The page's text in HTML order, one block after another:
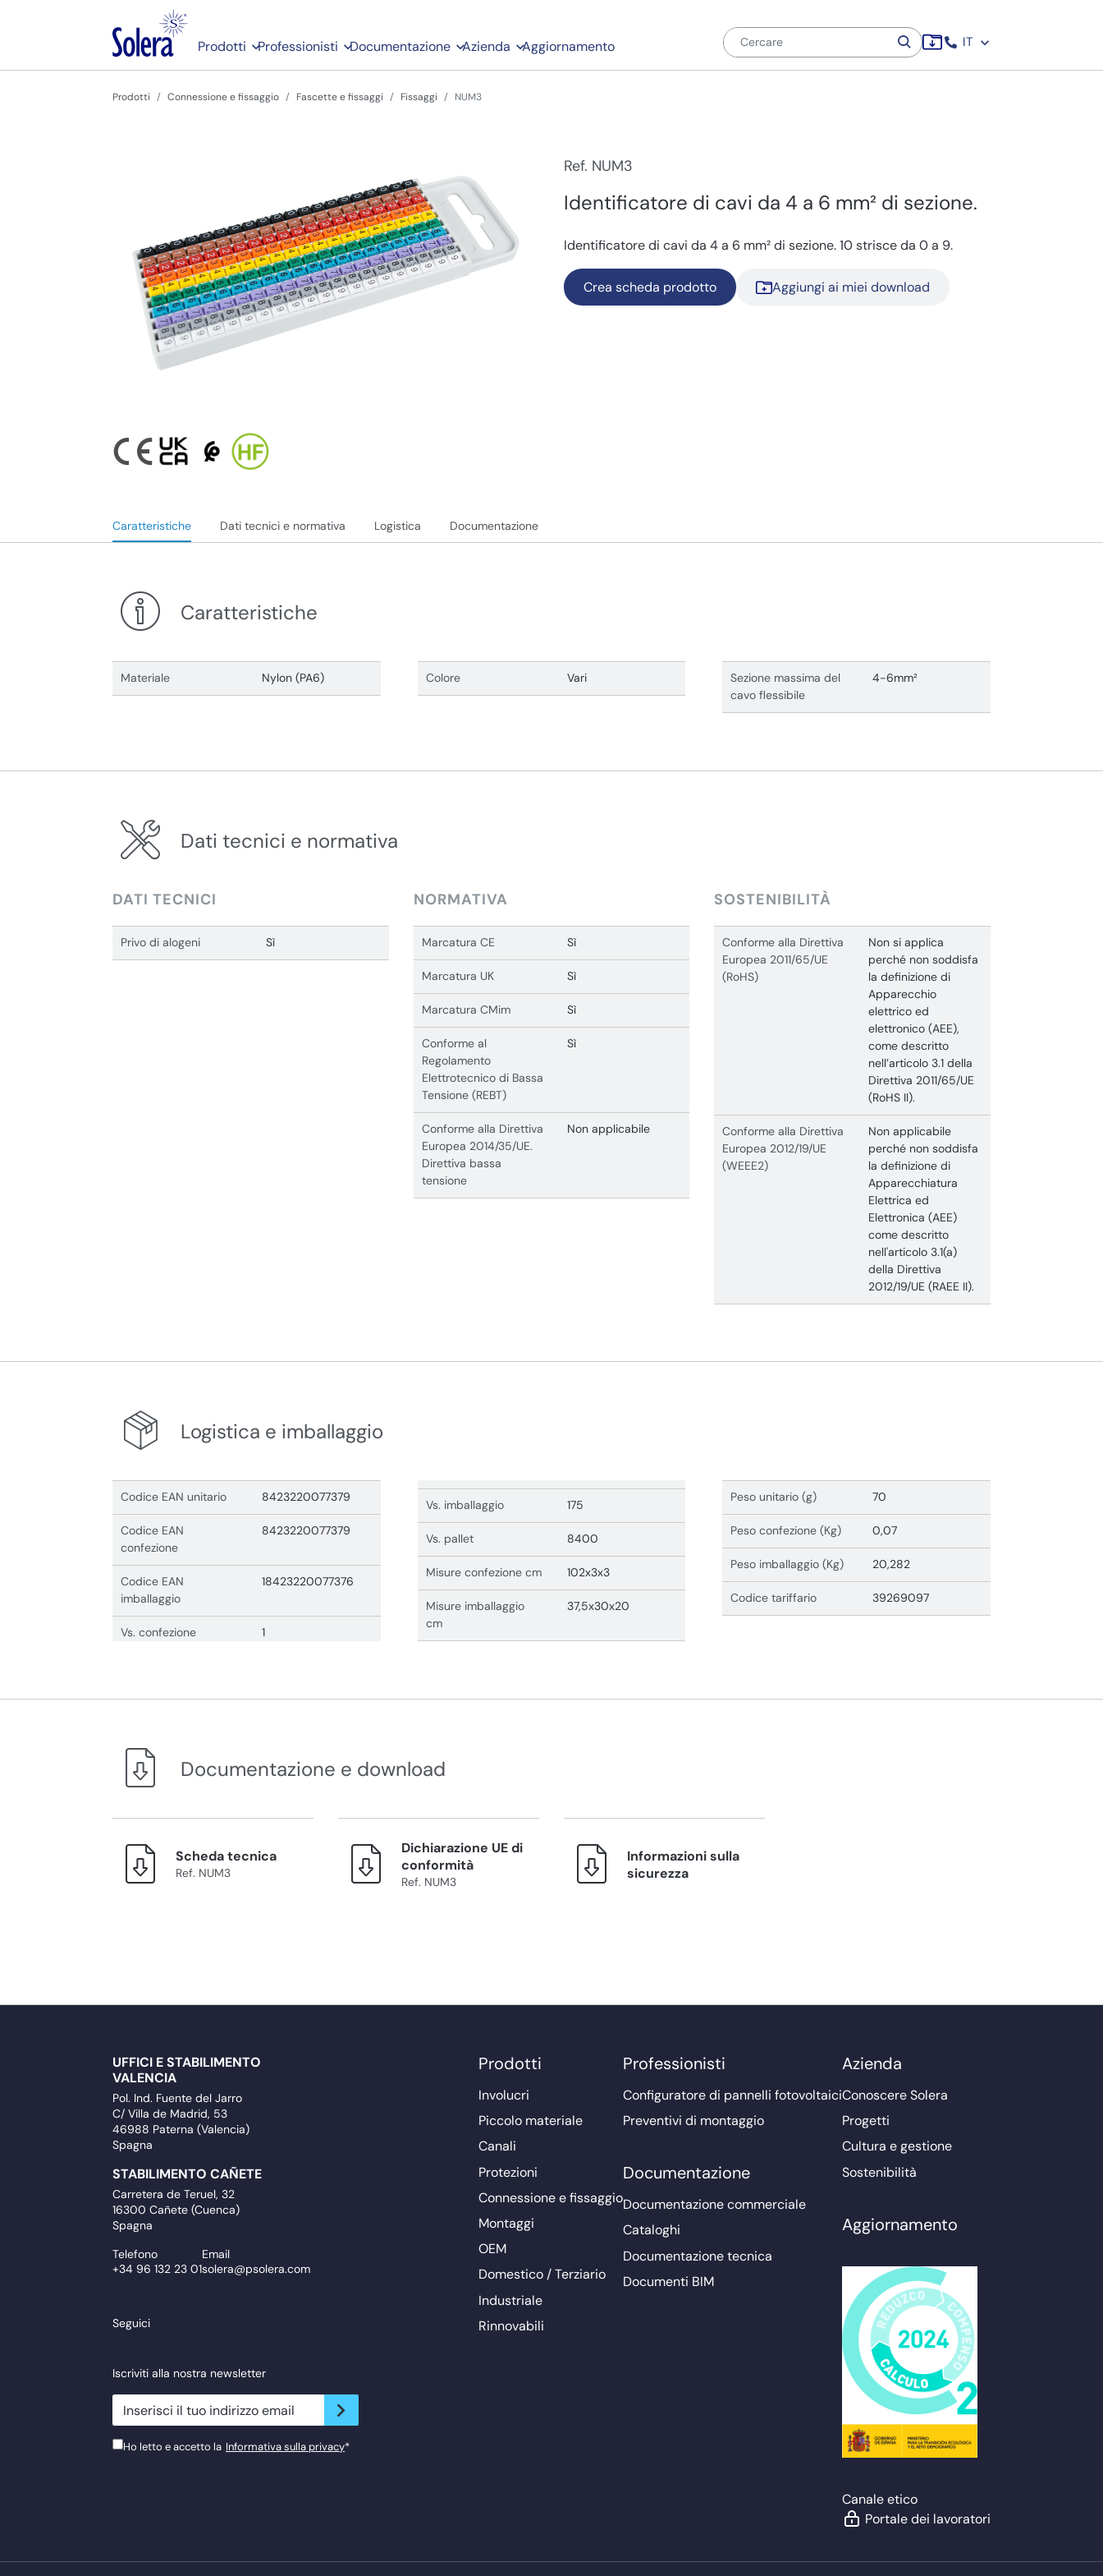
Prodotti Professionisti Documentazione Azienda Aggiornamento IT
Prodotti Connessione e fissaggio Fascette e fissaggi Fissaggi NUM3
Ref. NUM3
Identificatore di cavi da 4 a 6 mm² di sezione.
Identificatore di cavi da 4 a 6 mm² di sezione. 10 strisce da 0 a 9.
Crea scheda prodotto Aggiungi ai miei download
Caratteristiche Dati tecnici e normativa Logistica Documentazione
Caratteristiche
Materiale Nylon (PA6) Colore Vari
Sezione massima del
cavo flessibile
4-6mm²
Dati tecnici e normativa
DATI TECNICI
Privo di alogeni Sì
NORMATIVA
Marcatura CE Sì
Marcatura UK Sì
Marcatura CMim Sì
Conforme al
Regolamento
Elettrotecnico di Bassa
Tensione (REBT)
Sì
Conforme alla Direttiva
Europea 2014/35/UE.
Direttiva bassa
tensione
Non applicabile
SOSTENIBILITÀ
Conforme alla Direttiva
Europea 2011/65/UE
(RoHS)
Non si applica
perché non soddisfa
la definizione di
Apparecchio
elettrico ed
elettronico (AEE),
come descritto
nell’articolo 3.1 della
Direttiva 2011/65/UE
(RoHS II).
Conforme alla Direttiva
Europea 2012/19/UE
(WEEE2)
Non applicabile
perché non soddisfa
la definizione di
Apparecchiatura
Elettrica ed
Elettronica (AEE)
come descritto
nell'articolo 3.1(a)
della Direttiva
2012/19/UE (RAEE II).
Logistica e imballaggio
Codice EAN unitario 8423220077379
Codice EAN
confezione
8423220077379
Codice EAN
imballaggio
18423220077376
Vs. confezione 1
Vs. imballaggio 175
Vs. pallet 8400
Misure confezione cm 102x3x3
Misure imballaggio
cm
37,5x30x20
Peso unitario (g) 70
Peso confezione (Kg) 0,07
Peso imballaggio (Kg) 20,282
Codice tariffario 39269097
Documentazione e download
Scheda tecnica
Ref. NUM3
Dichiarazione UE di
conformità
Ref. NUM3
Informazioni sulla
sicurezza
UFFICI E STABILIMENTO
VALENCIA
Pol. Ind. Fuente del Jarro
C/ Villa de Madrid, 53
46988 Paterna (Valencia)
Spagna
STABILIMENTO CAÑETE
Carretera de Teruel, 32
16300 Cañete (Cuenca)
Spagna
Telefono
+34 96 132 23 01
Email
solera@psolera.com
Seguici
Iscriviti alla nostra newsletter
newsletter.suscribe
Ho letto e accetto la Informativa sulla privacy*
Prodotti
Involucri
Piccolo materiale
Canali
Protezioni
Connessione e fissaggio
Montaggi
OEM
Domestico / Terziario
Industriale
Rinnovabili
Professionisti
Configuratore di pannelli fotovoltaici
Preventivi di montaggio
Documentazione
Documentazione commerciale
Cataloghi
Documentazione tecnica
Documenti BIM
Azienda
Conoscere Solera
Progetti
Cultura e gestione
Sostenibilità
Aggiornamento
Canale etico
Portale dei lavoratori